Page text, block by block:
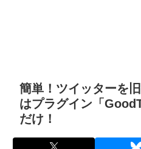
簡単！ツイッターを
はプラグイン「
だけ！